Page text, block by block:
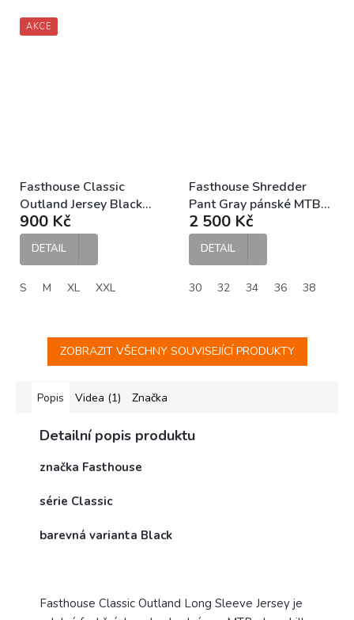
AKCE
Fasthouse Classic
Outland Jersey Black
MTB dres
900 Kč
DETAIL
S M XL XXL
Fasthouse Shredder
Pant Gray pánské MTB
kalhoty
2 500 Kč
DETAIL
30 32 34 36 38
ZOBRAZIT VŠECHNY SOUVISEJÍCÍ PRODUKTY
Popis Videa (1) Značka
Detailní popis produktu
značka Fasthouse
série Classic
barevná varianta Black
Fasthouse Classic Outland Long Sleeve Jersey je